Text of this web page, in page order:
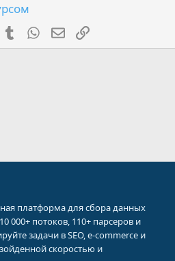
Tumblr WhatsApp
Электронная почта
Ссылка
платформа для сбора данных
потоков, 110+ парсеров и
задачи в SEO, e-commerce и
скоростью и